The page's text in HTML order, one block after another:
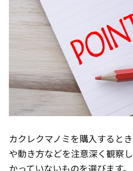
カクレクマノミを購入すると
や動き方などを注意深く観察
かっていないものを選びます。